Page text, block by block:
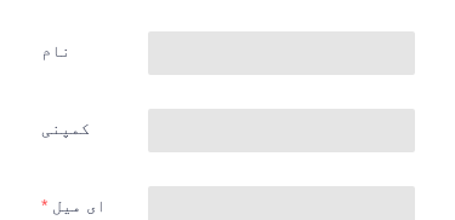
نام
کمپنی
ای میل